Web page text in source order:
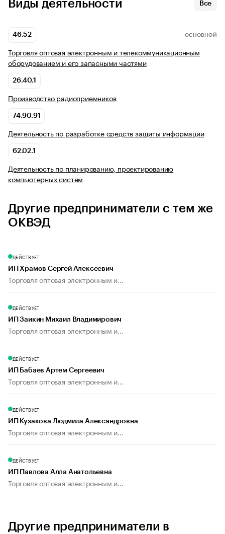
Виды деятельности Все
46.52 ОСНОВНОЙ
Торговля оптовая электронным и телекоммуникационным
оборудованием и его запасными частями
26.40.1
Производство радиоприемников
74.90.91
Деятельность по разработке средств защиты информации
62.02.1
Деятельность по планированию, проектированию
компьютерных систем
Другие предприниматели с тем же
ОКВЭД
ДЕЙСТВУЕТ
ИП Храмов Сергей Алексеевич
Торговля оптовая электронным и...
ДЕЙСТВУЕТ
ИП Заикин Михаил Владимирович
Торговля оптовая электронным и...
ДЕЙСТВУЕТ
ИП Бабаев Артем Сергеевич
Торговля оптовая электронным и...
ДЕЙСТВУЕТ
ИП Кузакова Людмила Александровна
Торговля оптовая электронным и...
ДЕЙСТВУЕТ
ИП Павлова Алла Анатольевна
Торговля оптовая электронным и...
Другие предприниматели в